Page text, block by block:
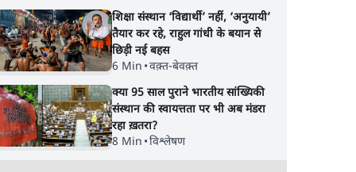
शिक्षा संस्थान ‘विद्यार्थी’ नहीं, ‘अनुयायी’
तैयार कर रहे, राहुल गांधी के बयान से
छिड़ी नई बहस
6 Min •वक़्त-बेवक़्त
क्या 95 साल पुराने भारतीय सांख्यिकी
संस्थान की स्वायत्तता पर भी अब मंडरा
रहा ख़तरा?
8 Min •विश्लेषण